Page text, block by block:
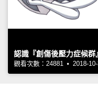
認識『創傷後壓力症候群
觀看次數：24881 • 2018-10-